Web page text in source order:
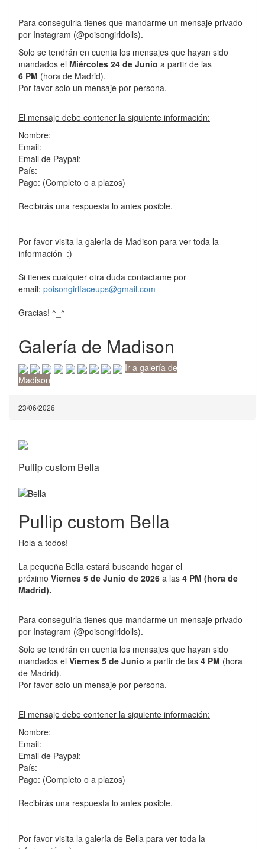
Para conseguirla tienes que mandarme un mensaje privado
por Instagram (@poisongirldolls).
Solo se tendrán en cuenta los mensajes que hayan sido
mandados el Miércoles 24 de Junio a partir de las
6 PM (hora de Madrid).
Por favor solo un mensaje por persona.
El mensaje debe contener la siguiente información:
Nombre:
Email:
Email de Paypal:
País:
Pago: (Completo o a plazos)
Recibirás una respuesta lo antes posible.
Por favor visita la galería de Madison para ver toda la
información :)
Si tienes cualquier otra duda contactame por
email: poisongirlfaceups@gmail.com
Gracias! ^_^
Galería de Madison
Ir a galería de
Madison
23/06/2026
Pullip custom Bella
Pullip custom Bella
Hola a todos!
La pequeña Bella estará buscando hogar el
próximo Viernes 5 de Junio de 2026 a las 4 PM (hora de
Madrid).
Para conseguirla tienes que mandarme un mensaje privado
por Instagram (@poisongirldolls).
Solo se tendrán en cuenta los mensajes que hayan sido
mandados el Viernes 5 de Junio a partir de las 4 PM (hora
de Madrid).
Por favor solo un mensaje por persona.
El mensaje debe contener la siguiente información:
Nombre:
Email:
Email de Paypal:
País:
Pago: (Completo o a plazos)
Recibirás una respuesta lo antes posible.
Por favor visita la galería de Bella para ver toda la